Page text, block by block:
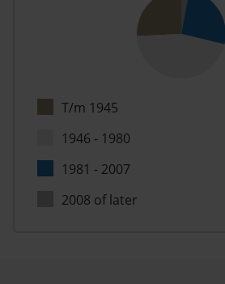
T/m 1945
1946 - 1980
1981 - 2007
2008 of later